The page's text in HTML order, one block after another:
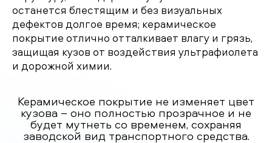
останется блестящим и без визуальных
дефектов долгое время; керамическое
покрытие отлично отталкивает влагу и грязь,
защищая кузов от воздействия ультрафиолета
и дорожной химии.
Керамическое покрытие не изменяет цвет
кузова – оно полностью прозрачное и не
будет мутнеть со временем, сохраняя
заводской вид транспортного средства.